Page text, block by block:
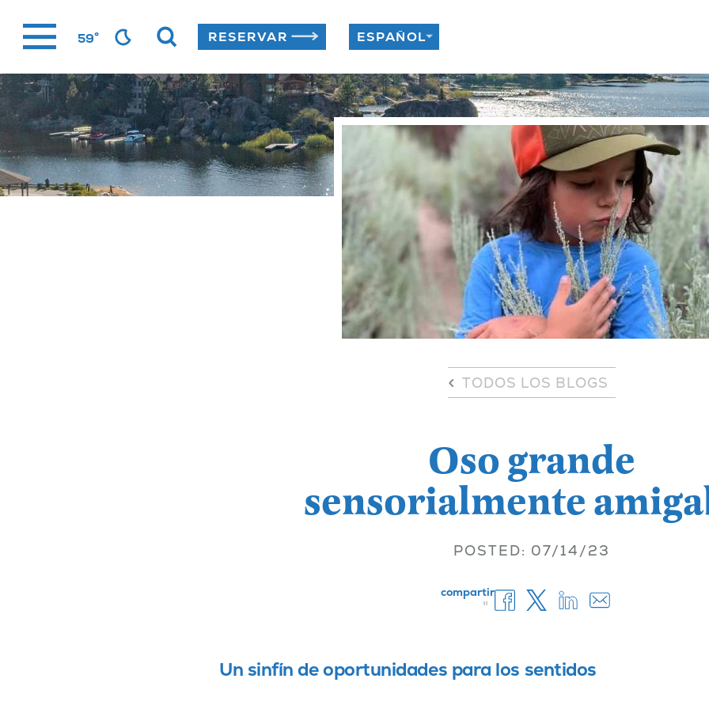
Ir
al
59° RESERVAR
TODOS LOS BLOGS
Oso grande
sensorialmente
POSTED: 07/14/23
compartir
"
Un sinfín de oportunidades para los sentidos